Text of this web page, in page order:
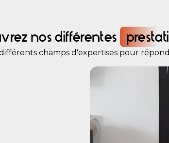
nos différentes
champs d'expertises pour